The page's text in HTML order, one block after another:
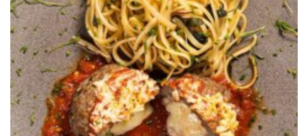
Massas
Padarias e Confeitarias
Peixes e Frutos do Mar
Peixes e Frutos do Mar
Pizzarias
Portuguesa